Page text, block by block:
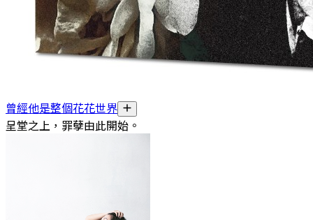
曾經他是整個花花世界
呈堂之上，罪孽由此開始。